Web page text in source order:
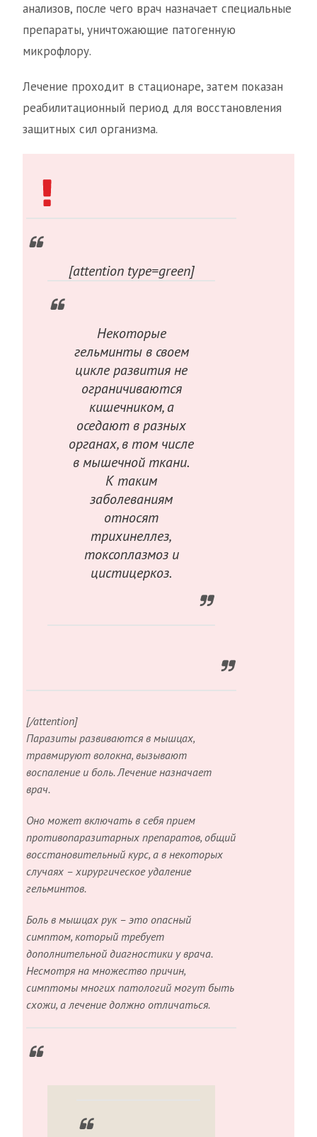
анализов, после чего врач назначает специальные
препараты, уничтожающие патогенную
микрофлору.
Лечение проходит в стационаре, затем показан
реабилитационный период для восстановления
защитных сил организма.
[attention type=green]
Некоторые
гельминты в своем
цикле развития не
ограничиваются
кишечником, а
оседают в разных
органах, в том числе
в мышечной ткани.
К таким
заболеваниям
относят
трихинеллез,
токсоплазмоз и
цистицеркоз.
[/attention]
Паразиты развиваются в мышцах,
травмируют волокна, вызывают
воспаление и боль. Лечение назначает
врач.
Оно может включать в себя прием
противопаразитарных препаратов, общий
восстановительный курс, а в некоторых
случаях – хирургическое удаление
гельминтов.
Боль в мышцах рук – это опасный
симптом, который требует
дополнительной диагностики у врача.
Несмотря на множество причин,
симптомы многих патологий могут быть
схожи, а лечение должно отличаться.